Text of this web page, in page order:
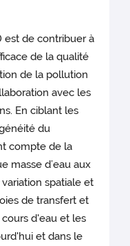
est de contribuer à
de la qualité
de la pollution
avec les
En ciblant les
du
compte de la
masse d’eau aux
spatiale et
de transfert et
d'eau et les
et dans le